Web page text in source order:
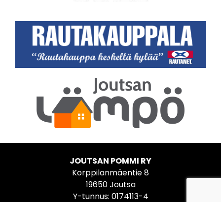
JOUTSAN POMMI RY
Korppilanmäentie 8
19650 Joutsa
Y-tunnus: 0174113-4